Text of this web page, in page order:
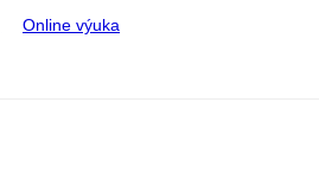
Online výuka